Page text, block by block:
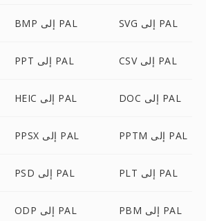
BMP إلى PAL SVG إلى PAL
PPT إلى PAL CSV إلى PAL
HEIC إلى PAL DOC إلى PAL
PPSX إلى PAL PPTM إلى PAL
PSD إلى PAL PLT إلى PAL
ODP إلى PAL PBM إلى PAL